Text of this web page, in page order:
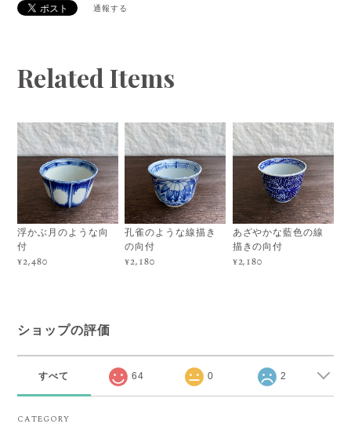
通報する
Related Items
浮かぶ月のような向
付
¥2,480
孔雀のような線描き
の向付
¥2,180
あざやかな藍色の線
描きの向付
¥2,180
ショップの評価
すべて 64 0 2
CATEGORY